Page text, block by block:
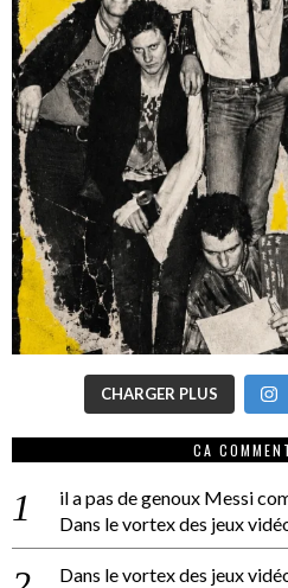
CHARGER PLUS
CA
il a pas de genoux Messi
Dans le vortex des jeux
Dans le vortex des jeux